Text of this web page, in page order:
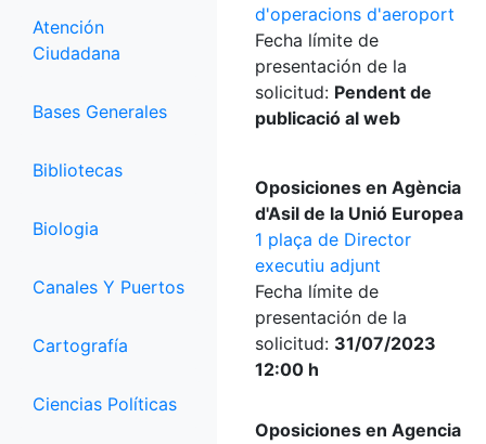
Atención
Ciudadana
Bases Generales
Bibliotecas
Biologia
Canales Y Puertos
Cartografía
Ciencias Políticas
d'operacions d'aeroport
Fecha límite de
presentación de la
solicitud: Pendent de
publicació al web
Oposiciones en Agència
d'Asil de la Unió Europea
1 plaça de Director
executiu adjunt
Fecha límite de
presentación de la
solicitud: 31/07/2023
12:00 h
Oposiciones en Agencia